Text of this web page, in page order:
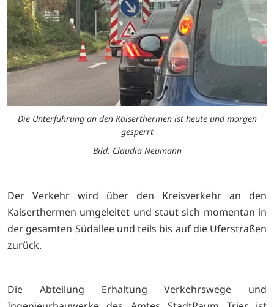
Die Unterführung an den Kaiserthermen ist heute und morgen
gesperrt
Bild: Claudia Neumann
Der Verkehr wird über den Kreisverkehr an den
Kaiserthermen umgeleitet und staut sich momentan in
der gesamten Südallee und teils bis auf die Uferstraßen
zurück.
Die Abteilung Erhaltung Verkehrswege und